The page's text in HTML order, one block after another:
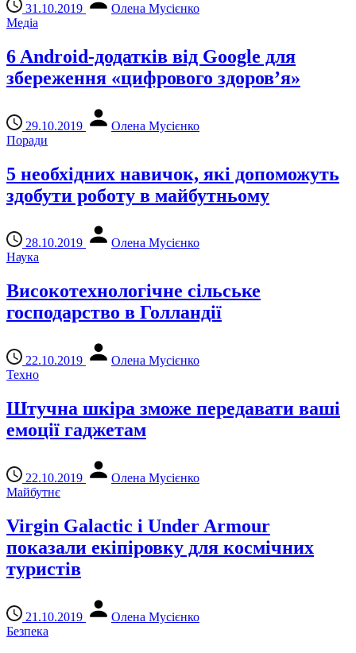
31.10.2019
Олена Мусієнко
Медіа
6 Android-додатків від Google для
збереження «цифрового здоров’я»
29.10.2019
Олена Мусієнко
Поради
5 необхідних навичок, які допоможуть
здобути роботу в майбутньому
28.10.2019
Олена Мусієнко
Наука
Високотехнологічне сільське
господарство в Голландії
22.10.2019
Олена Мусієнко
Техно
Штучна шкіра зможе передавати ваші
емоції гаджетам
22.10.2019
Олена Мусієнко
Майбутнє
Virgin Galactic і Under Armour
показали екіпіровку для космічних
туристів
21.10.2019
Олена Мусієнко
Безпека